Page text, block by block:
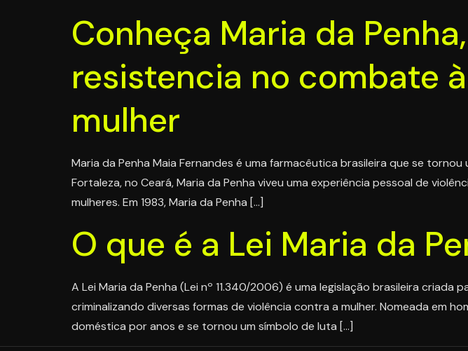
Conheça Maria da
resistencia no combate
mulher
Maria da Penha Maia Fernandes é uma farmacêutica brasileira que se
Fortaleza, no Ceará, Maria da Penha viveu uma experiência pessoal de
mulheres. Em 1983, Maria da Penha […]
O que é a Lei Maria da
A Lei Maria da Penha (Lei nº 11.340/2006) é uma legislação brasileira
criminalizando diversas formas de violência contra a mulher. Nomeada em
doméstica por anos e se tornou um símbolo de luta […]